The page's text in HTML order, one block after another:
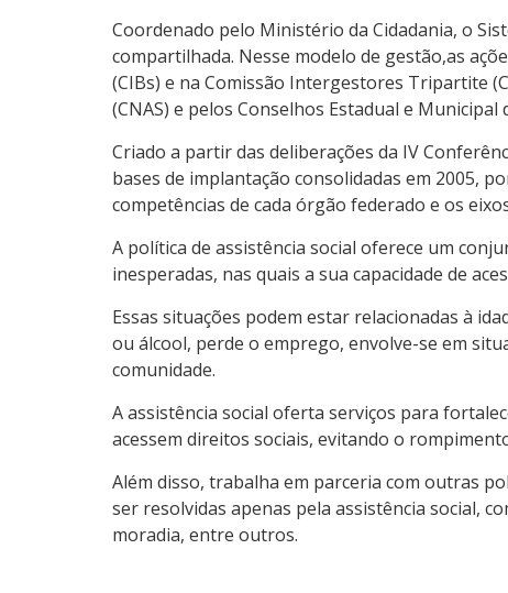
Coordenado pelo Ministério da Cidadania, o
compartilhada. Nesse modelo de gestão,as
(CIBs) e na Comissão Intergestores Tripartite
(CNAS) e pelos Conselhos Estadual e
Criado a partir das deliberações da IV
bases de implantação consolidadas em 2005,
competências de cada órgão federado e os
A política de assistência social oferece um
inesperadas, nas quais a sua capacidade de
Essas situações podem estar relacionadas à
ou álcool, perde o emprego, envolve-se em
comunidade.
A assistência social oferta serviços para
acessem direitos sociais, evitando o
Além disso, trabalha em parceria com outras
ser resolvidas apenas pela assistência social,
moradia, entre outros.